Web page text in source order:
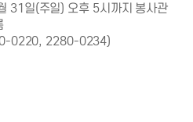
31일(주일) 오후 5시까지 봉사관
0220, 2280-0234)